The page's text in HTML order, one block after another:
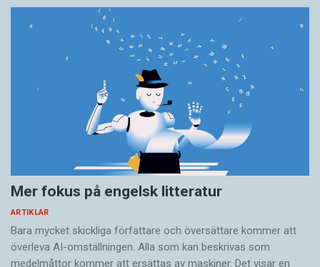
Mer fokus på engelsk litteratur
ARTIKLAR
Bara mycket skickliga författare och översättare ­kommer att
överleva AI-omställningen. Alla som kan beskrivas som
medelmåttor kommer att ersättas av maskiner. Det visar en